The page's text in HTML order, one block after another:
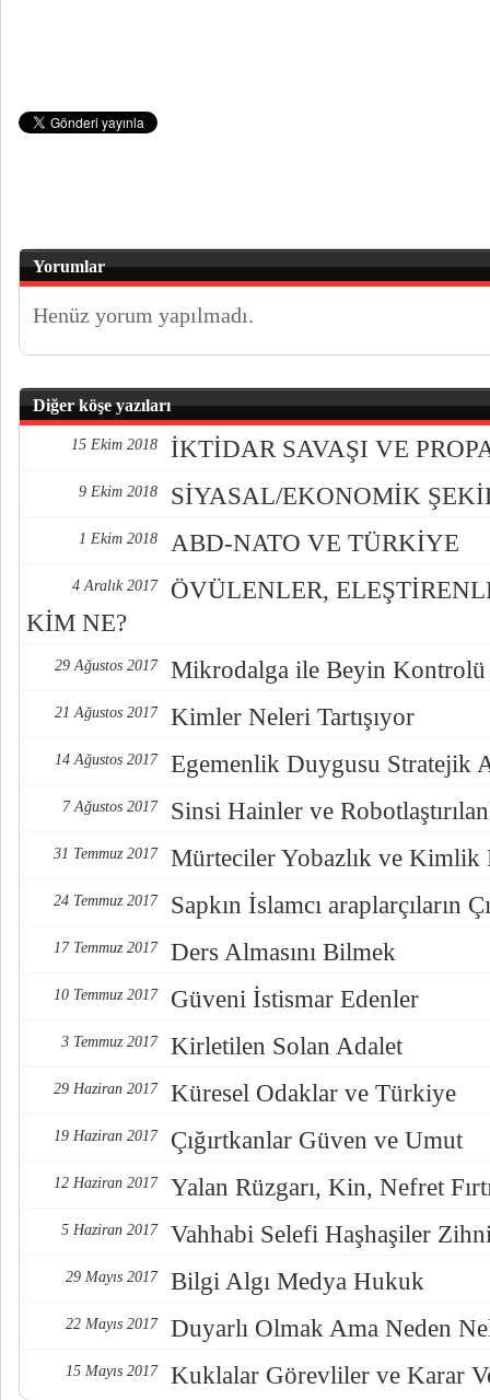
Yorumlar
Henüz yorum yapılmadı.
Diğer köşe yazıları
15 Ekim 2018 İKTİDAR SAVAŞI VE
9 Ekim 2018 SİYASAL/EKONOMİK
1 Ekim 2018 ABD-NATO VE TÜRKİYE
4 Aralık 2017
ÖVÜLENLER,
KİM NE?
29 Ağustos 2017 Mikrodalga ile Beyin Kontrolü
21 Ağustos 2017 Kimler Neleri Tartışıyor
14 Ağustos 2017 Egemenlik Duygusu Stratejik
7 Ağustos 2017 Sinsi Hainler ve
31 Temmuz 2017 Mürteciler Yobazlık ve Kimlik
24 Temmuz 2017 Sapkın İslamcı araplarçıların
17 Temmuz 2017 Ders Almasını Bilmek
10 Temmuz 2017 Güveni İstismar Edenler
3 Temmuz 2017 Kirletilen Solan Adalet
29 Haziran 2017 Küresel Odaklar ve Türkiye
19 Haziran 2017 Çığırtkanlar Güven ve Umut
12 Haziran 2017 Yalan Rüzgarı, Kin, Nefret
5 Haziran 2017 Vahhabi Selefi Haşhaşiler
29 Mayıs 2017 Bilgi Algı Medya Hukuk
22 Mayıs 2017 Duyarlı Olmak Ama Neden
15 Mayıs 2017 Kuklalar Görevliler ve Karar